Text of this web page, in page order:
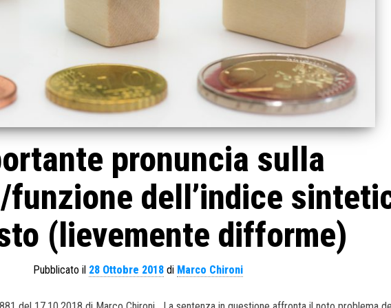
pronuncia sulla
dell’indice
(lievemente difforme)
Pubblicato il 28 Ottobre 2018di Marco Chironi